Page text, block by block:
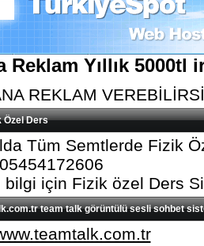
Reklam Yıllık
REKLAM
Özel Ders
Tüm Semtlerde Fizik
bilgi için Fizik özel Ders
team talk görüntülü sesli sohbet